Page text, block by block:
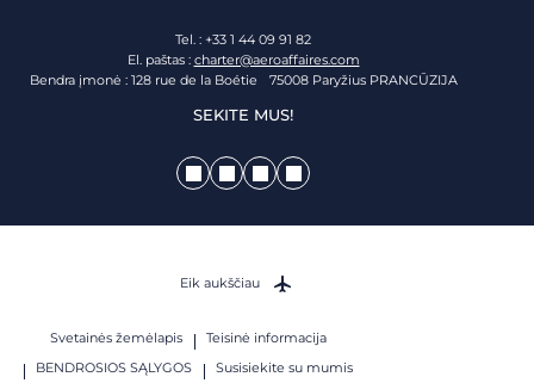
Tel. : +33 1 44 09 91 82
El. paštas : charter@aeroaffaires.com
Bendra įmonė : 128 rue de la Boétie 75008 Paryžius PRANCŪZIJA
SEKITE MUS!
Svetainės žemėlapis
Teisinė informacija
BENDROSIOS SĄLYGOS
Susisiekite su mumis
Eik aukščiau